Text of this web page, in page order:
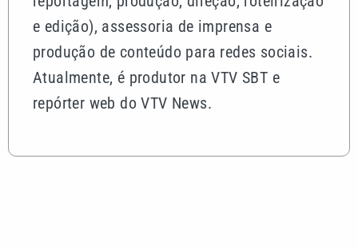
e edição), assessoria de imprensa e
produção de conteúdo para redes sociais.
Atualmente, é produtor na VTV SBT e
repórter web do VTV News.